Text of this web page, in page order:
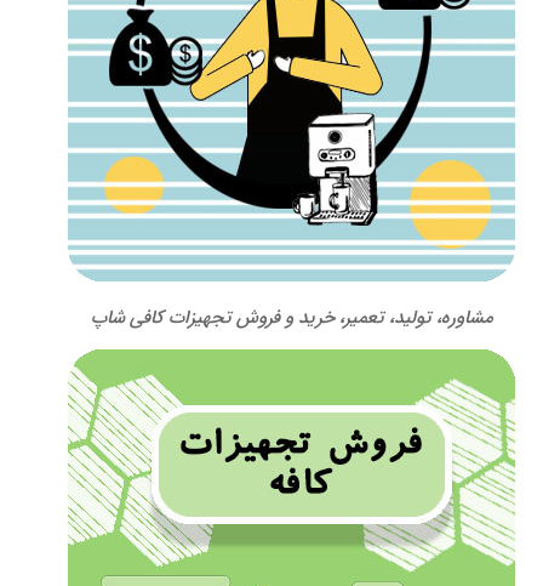
مشاوره، تولید، تعمیر، خرید و فروش تجهیزات کافی شاپ